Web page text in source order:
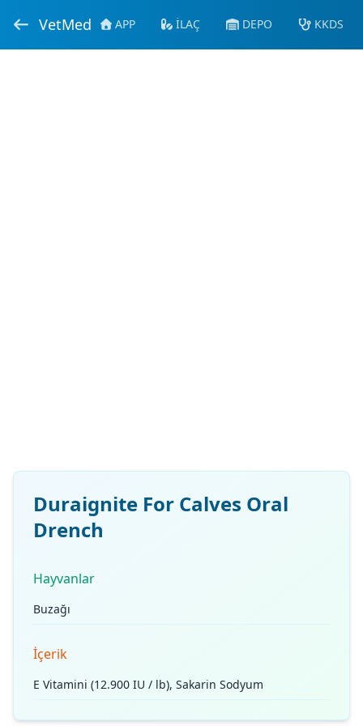
VetMed APP İLAÇ DEPO KKDS
Duraignite For Calves Oral
Drench
Hayvanlar
Buzağı
İçerik
E Vitamini (12.900 IU / lb), Sakarin Sodyum